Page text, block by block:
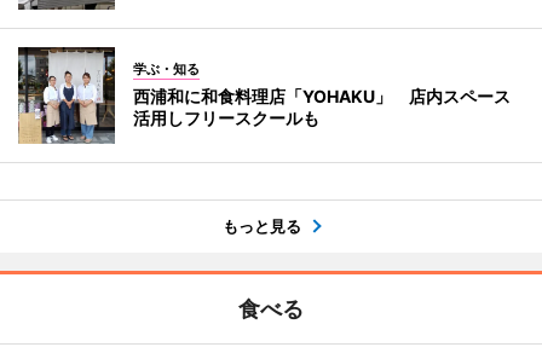
学ぶ・知る
西浦和に和食料理店「YOHAKU」 店内スペース
活用しフリースクールも
もっと見る
食べる